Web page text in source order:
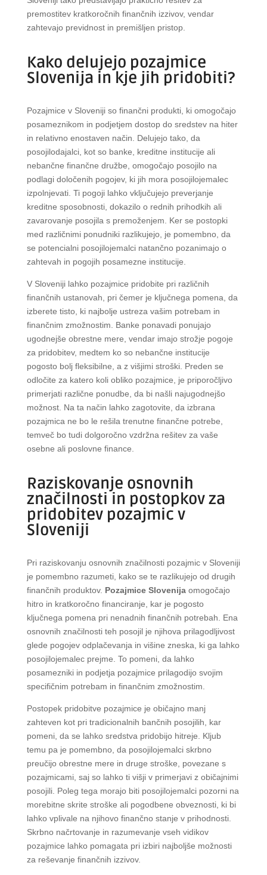
premostitev kratkoročnih finančnih izzivov, vendar
zahtevajo previdnost in premišljen pristop.
Kako delujejo pozajmice
Slovenija in kje jih pridobiti?
Pozajmice v Sloveniji so finančni produkti, ki omogočajo
posameznikom in podjetjem dostop do sredstev na hiter
in relativno enostaven način. Delujejo tako, da
posojilodajalci, kot so banke, kreditne institucije ali
nebančne finančne družbe, omogočajo posojilo na
podlagi določenih pogojev, ki jih mora posojilojemalec
izpolnjevati. Ti pogoji lahko vključujejo preverjanje
kreditne sposobnosti, dokazilo o rednih prihodkih ali
zavarovanje posojila s premoženjem. Ker se postopki
med različnimi ponudniki razlikujejo, je pomembno, da
se potencialni posojilojemalci natančno pozanimajo o
zahtevah in pogojih posamezne institucije.
V Sloveniji lahko pozajmice pridobite pri različnih
finančnih ustanovah, pri čemer je ključnega pomena, da
izberete tisto, ki najbolje ustreza vašim potrebam in
finančnim zmožnostim. Banke ponavadi ponujajo
ugodnejše obrestne mere, vendar imajo strožje pogoje
za pridobitev, medtem ko so nebančne institucije
pogosto bolj fleksibilne, a z višjimi stroški. Preden se
odločite za katero koli obliko pozajmice, je priporočljivo
primerjati različne ponudbe, da bi našli najugodnejšo
možnost. Na ta način lahko zagotovite, da izbrana
pozajmica ne bo le rešila trenutne finančne potrebe,
temveč bo tudi dolgoročno vzdržna rešitev za vaše
osebne ali poslovne finance.
Raziskovanje osnovnih
značilnosti in postopkov za
pridobitev pozajmic v
Sloveniji
Pri raziskovanju osnovnih značilnosti pozajmic v Sloveniji
je pomembno razumeti, kako se te razlikujejo od drugih
finančnih produktov. Pozajmice Slovenijaomogočajo
hitro in kratkoročno financiranje, kar je pogosto
ključnega pomena pri nenadnih finančnih potrebah. Ena
osnovnih značilnosti teh posojil je njihova prilagodljivost
glede pogojev odplačevanja in višine zneska, ki ga lahko
posojilojemalec prejme. To pomeni, da lahko
posamezniki in podjetja pozajmice prilagodijo svojim
specifičnim potrebam in finančnim zmožnostim.
Postopek pridobitve pozajmice je običajno manj
zahteven kot pri tradicionalnih bančnih posojilih, kar
pomeni, da se lahko sredstva pridobijo hitreje. Kljub
temu pa je pomembno, da posojilojemalci skrbno
preučijo obrestne mere in druge stroške, povezane s
pozajmicami, saj so lahko ti višji v primerjavi z običajnimi
posojili. Poleg tega morajo biti posojilojemalci pozorni na
morebitne skrite stroške ali pogodbene obveznosti, ki bi
lahko vplivale na njihovo finančno stanje v prihodnosti.
Skrbno načrtovanje in razumevanje vseh vidikov
pozajmice lahko pomagata pri izbiri najboljše možnosti
za reševanje finančnih izzivov.